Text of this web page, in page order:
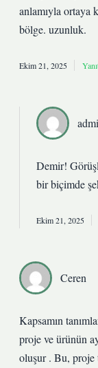
anlamıyla ortaya
bölge. uzunluk.
Ekim 21, 2025
Demir!
bir biçimde
Ekim 21, 2025
Ceren
Kapsamın
proje ve ürünün
oluşur . Bu, proje